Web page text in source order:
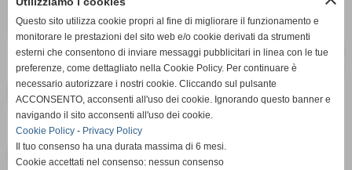
pensano e vogliono ed a ritrovare il coraggio e il desiderio di
contare ancora nelle scelte di gestione del proprio territorio.
Documenti allegati
Delibera di Consiglio di un piano di
lottizzazione in variante del Piano
Questo sito utilizza cookie propri al fine di migliorare il funzionamento e
monitorare le prestazioni del sito web e/o cookie derivati da strumenti
esterni che consentono di inviare messaggi pubblicitari in linea con le tue
preferenze, come dettagliato nella Cookie Policy. Per continuare è
necessario autorizzare i nostri cookie. Cliccando sul pulsante
ACCONSENTO, acconsenti all'uso dei cookie. Ignorando questo banner e
navigando il sito acconsenti all'uso dei cookie.
Cookie Policy - Privacy Policy
Il tuo consenso ha una durata massima di 6 mesi.
Cookie accettati nel consenso: nessun consenso